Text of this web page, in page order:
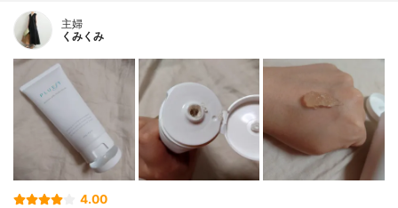
主婦
くみくみ
4.00